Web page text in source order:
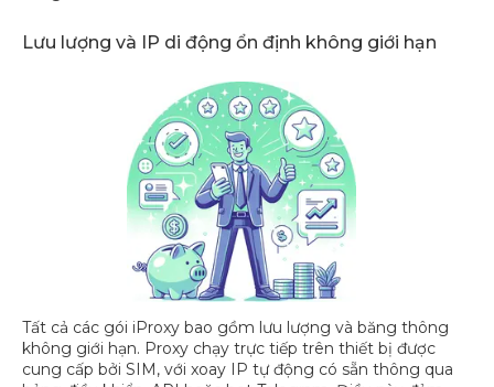
Lưu lượng và IP di động ổn định không giới hạn
Tất cả các gói iProxy bao gồm lưu lượng và băng thông
không giới hạn. Proxy chạy trực tiếp trên thiết bị được
cung cấp bởi SIM, với xoay IP tự động có sẵn thông qua